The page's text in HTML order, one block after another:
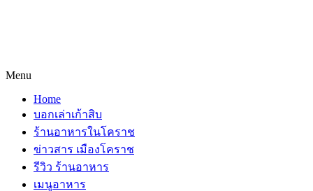
Menu
Home
บอกเล่าเก้าสิบ
ร้านอาหารในโคราช
ข่าวสาร เมืองโคราช
รีวิว ร้านอาหาร
เมนูอาหาร